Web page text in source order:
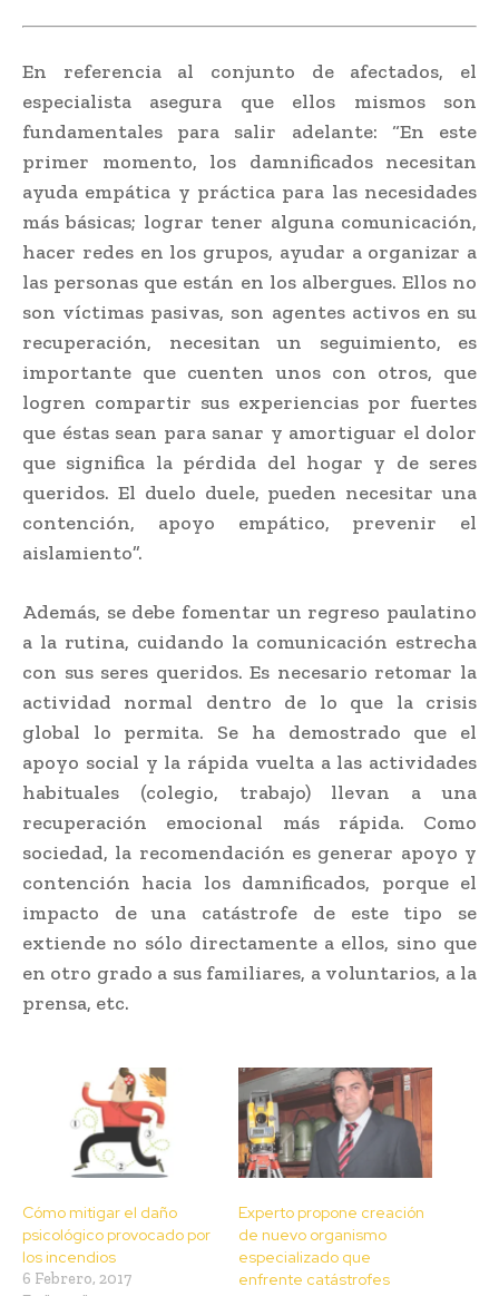
En referencia al conjunto de afectados, el
especialista asegura que ellos mismos son
fundamentales para salir adelante: “En este
primer momento, los damnificados necesitan
ayuda empática y práctica para las necesidades
más básicas; lograr tener alguna comunicación,
hacer redes en los grupos, ayudar a organizar a
las personas que están en los albergues. Ellos no
son víctimas pasivas, son agentes activos en su
recuperación, necesitan un seguimiento, es
importante que cuenten unos con otros, que
logren compartir sus experiencias por fuertes
que éstas sean para sanar y amortiguar el dolor
que significa la pérdida del hogar y de seres
queridos. El duelo duele, pueden necesitar una
contención, apoyo empático, prevenir el
aislamiento”.
Además, se debe fomentar un regreso paulatino
a la rutina, cuidando la comunicación estrecha
con sus seres queridos. Es necesario retomar la
actividad normal dentro de lo que la crisis
global lo permita. Se ha demostrado que el
apoyo social y la rápida vuelta a las actividades
habituales (colegio, trabajo) llevan a una
recuperación emocional más rápida. Como
sociedad, la recomendación es generar apoyo y
contención hacia los damnificados, porque el
impacto de una catástrofe de este tipo se
extiende no sólo directamente a ellos, sino que
en otro grado a sus familiares, a voluntarios, a la
prensa, etc.
Cómo mitigar el daño
psicológico provocado por
los incendios
6 Febrero, 2017
Experto propone creación
de nuevo organismo
especializado que
enfrente catástrofes